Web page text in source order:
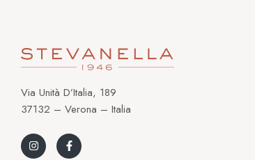
Via Unità D’Italia, 189
37132 – Verona – Italia